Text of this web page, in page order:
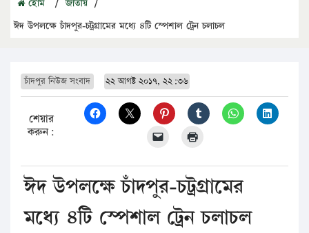
হোম / জাতীয় /
ঈদ উপলক্ষে চাঁদপুর-চট্রগ্রামের মধ্যে ৪টি স্পেশাল ট্রেন চলাচল
চাঁদপুর নিউজ সংবাদ ২২ আগষ্ট ২০১৭, ২২:৩৬
শেয়ার
করুন:
ঈদ উপলক্ষে চাঁদপুর-চট্রগ্রামের
মধ্যে ৪টি স্পেশাল ট্রেন চলাচল